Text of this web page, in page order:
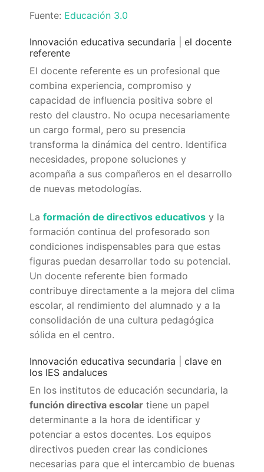
Adián Jaén
Adián Málaga
Adián Sevilla
Aula Virtual de Formación del Profesorado
Portal AVERROES
Portal SÉNECA
Portal IEDA
Fuente: Educación 3.0
Innovación educativa secundaria | el docente
referente
El docente referente es un profesional que
combina experiencia, compromiso y
capacidad de influencia positiva sobre el
resto del claustro. No ocupa necesariamente
un cargo formal, pero su presencia
transforma la dinámica del centro. Identifica
necesidades, propone soluciones y
acompaña a sus compañeros en el desarrollo
de nuevas metodologías.
La formación de directivos educativos y la
formación continua del profesorado son
condiciones indispensables para que estas
figuras puedan desarrollar todo su potencial.
Un docente referente bien formado
contribuye directamente a la mejora del clima
escolar, al rendimiento del alumnado y a la
consolidación de una cultura pedagógica
sólida en el centro.
Innovación educativa secundaria | clave en
los IES andaluces
En los institutos de educación secundaria, la
función directiva escolar tiene un papel
determinante a la hora de identificar y
potenciar a estos docentes. Los equipos
directivos pueden crear las condiciones
necesarias para que el intercambio de buenas